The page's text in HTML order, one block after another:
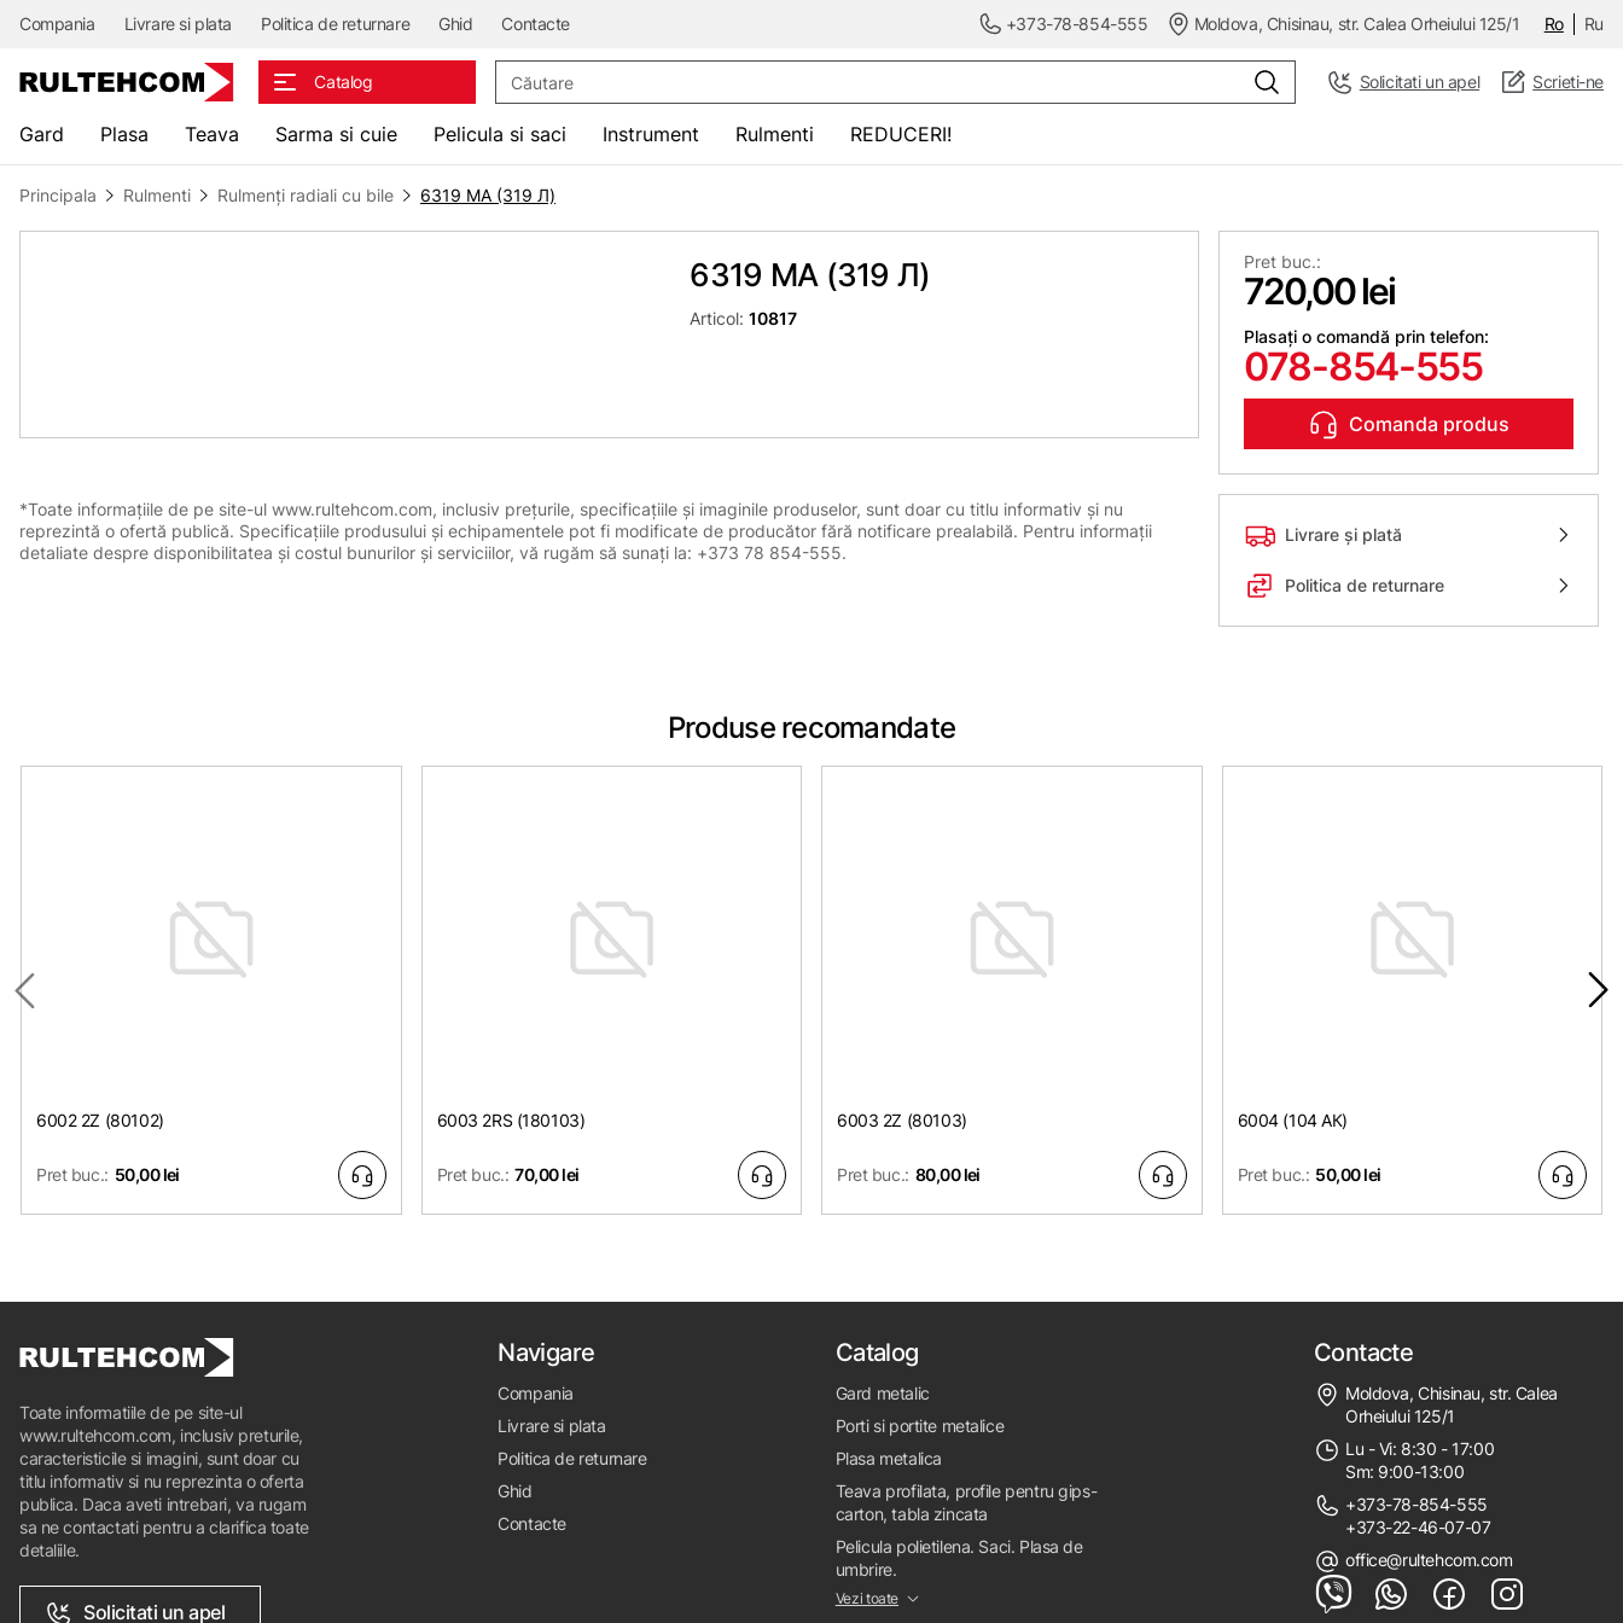
Compania Livrare si plata Politica de returnare Ghid Contacte +373-78-854-555 Moldova, Chisinau, str. Calea Orheiului 125/1 Ro Ru
Catalog Solicitati un apel Scrieti-ne
Gard Plasa Teava Sarma si cuie Pelicula si saci Instrument Rulmenti REDUCERI!
Principala Rulmenti Rulmenți radiali cu bile 6319 MA (319 Л)
6319 MA (319 Л)
Articol:10817
Pret buc.:
720,00 lei
Plasați o comandă prin telefon:
078-854-555
Comanda produs
Livrare și plată
Politica de returnare
*Toate informațiile de pe site-ul www.rultehcom.com, inclusiv prețurile, specificațiile și imaginile produselor, sunt doar cu titlu informativ și nu
reprezintă o ofertă publică. Specificațiile produsului și echipamentele pot fi modificate de producător fără notificare prealabilă. Pentru informații
detaliate despre disponibilitatea și costul bunurilor și serviciilor, vă rugăm să sunați la: +373 78 854-555.
Produse recomandate
6002 2Z (80102)
Pret buc.: 50,00 lei
6003 2RS (180103)
Pret buc.: 70,00 lei
6003 2Z (80103)
Pret buc.: 80,00 lei
6004 (104 АК)
Pret buc.: 50,00 lei
Toate informatiile de pe site-ul
www.rultehcom.com, inclusiv preturile,
caracteristicile si imagini, sunt doar cu
titlu informativ si nu reprezinta o oferta
publica. Daca aveti intrebari, va rugam
sa ne contactati pentru a clarifica toate
detaliile.
Solicitati un apel
Navigare
Compania
Livrare si plata
Politica de returnare
Ghid
Contacte
Catalog
Gard metalic
Porti si portite metalice
Plasa metalica
Teava profilata, profile pentru gips-
carton, tabla zincata
Pelicula polietilena. Saci. Plasa de
umbrire.
Vezi toate
Contacte
Moldova, Chisinau, str. Calea
Orheiului 125/1
Lu - Vi: 8:30 - 17:00
Sm: 9:00-13:00
+373-78-854-555
+373-22-46-07-07
office@rultehcom.com